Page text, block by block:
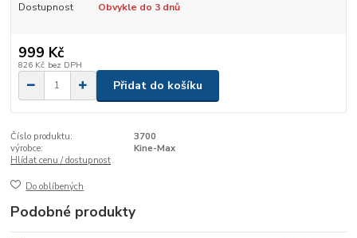
Dostupnost Obvykle do 3 dnů
999 Kč
826 Kč bez DPH
Přidat do košíku
Číslo produktu:
3700
výrobce:
Kine-Max
Hlídat cenu / dostupnost
Do oblíbených
Podobné produkty